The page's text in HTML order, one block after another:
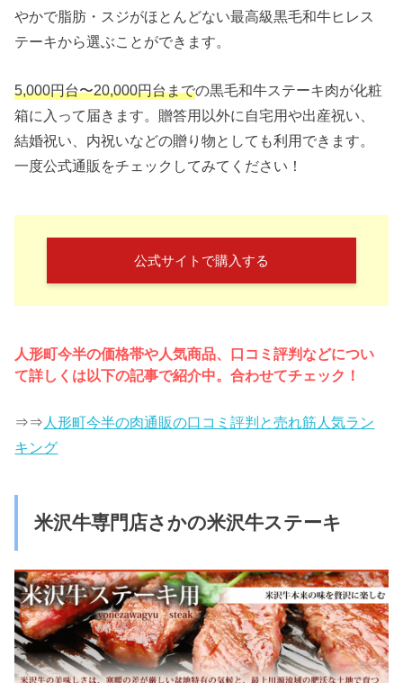
やかで脂肪・スジがほとんどない最高級黒毛和牛ヒレス
テーキから選ぶことができます。
5,000円台〜20,000円台までの黒毛和牛ステーキ肉が化粧
箱に入って届きます。贈答用以外に自宅用や出産祝い、
結婚祝い、内祝いなどの贈り物としても利用できます。
一度公式通販をチェックしてみてください！
公式サイトで購入する
人形町今半の価格帯や人気商品、口コミ評判などについ
て詳しくは以下の記事で紹介中。合わせてチェック！
⇒⇒ 人形町今半の肉通販の口コミ評判と売れ筋人気ラン
キング
米沢牛専門店さかの米沢牛ステーキ